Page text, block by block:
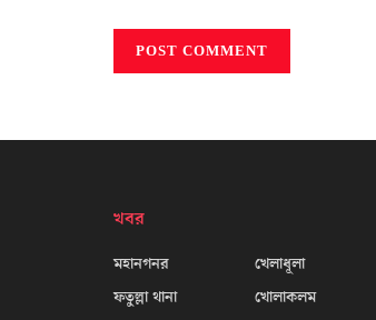
খবর
মহানগনর
ফতুল্লা থানা
খেলাধূলা
খোলাকলম